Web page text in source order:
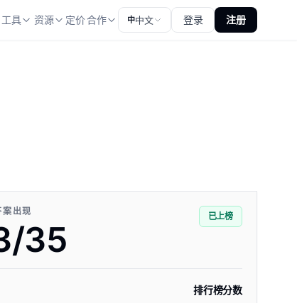
工具 资源 定价合作 中中文 登录 注册
案出现
35
已上榜
排行榜分数